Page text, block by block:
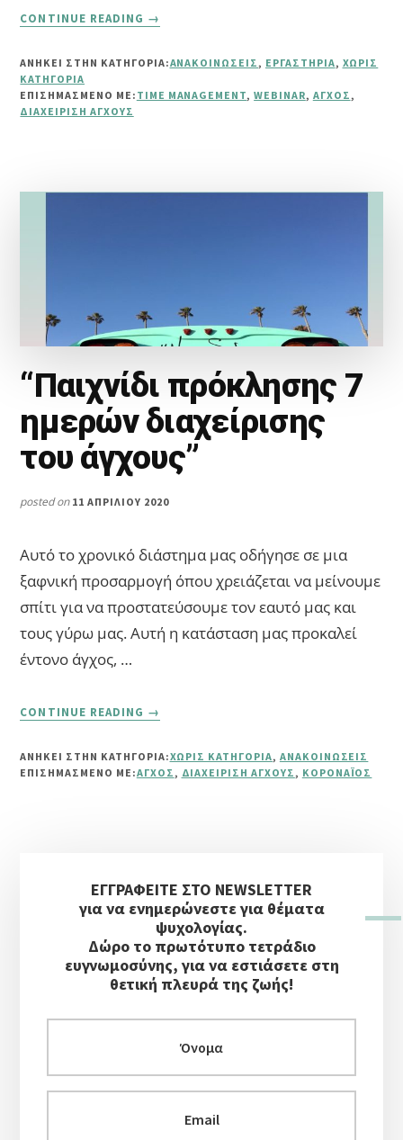
CONTINUE READING
ΔΙΑΧΕΊΡΙΣΗ
–
ΔΩΡΕΆΝ
→
ΑΝΗΚΕΙ ΣΤΗΝ ΚΑΤΗΓΟΡΙΑ:ΑΝΑΚΟΙΝΏΣΕΙΣ, ΕΡΓΑΣΤΉΡΙΑ, ΧΩΡΊΣ
ΚΑΤΗΓΟΡΊΑ
ΕΠΙΣΗΜΑΣΜΈΝΟ ΜΕ: TIME MANAGEMENT,WEBINAR, ΆΓΧΟΣ,
ΔΙΑΧΕΊΡΙΣΗ ΆΓΧΟΥΣ
“Παιχνίδι πρόκλησης 7
ημερών διαχείρισης
του άγχους”
posted on 11 ΑΠΡΙΛΊΟΥ 2020
Αυτό το χρονικό διάστημα μας οδήγησε σε μια
ξαφνική προσαρμογή όπου χρειάζεται να μείνουμε
σπίτι για να προστατεύσουμε τον εαυτό μας και
τους γύρω μας. Αυτή η κατάσταση μας προκαλεί
έντονο άγχος, …
CONTINUE READING
“ΠΑΙΧΝΊΔΙ
7
→
ΑΝΗΚΕΙ ΣΤΗΝ ΚΑΤΗΓΟΡΙΑ:ΧΩΡΊΣ ΚΑΤΗΓΟΡΊΑ, ΑΝΑΚΟΙΝΏΣΕΙΣ
ΕΠΙΣΗΜΑΣΜΈΝΟ ΜΕ:ΆΓΧΟΣ, ΔΙΑΧΕΊΡΙΣΗ ΆΓΧΟΥΣ, ΚΟΡΟΝΑΪΌΣ
ΠλευρικήΕΓΓΡΑΦΕΙΤΕ ΣΤΟ NEWSLETTER
για να ενημερώνεστε για θέματα
ψυχολογίας.
Δώρο το πρωτότυπο τετράδιο
ευγνωμοσύνης, για να εστιάσετε στη
θετική πλευρά της ζωής!